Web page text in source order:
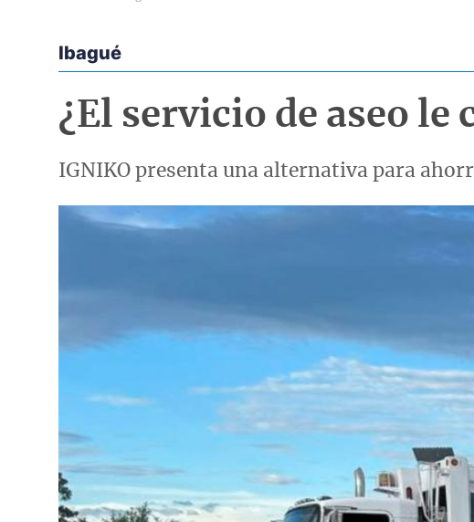
Econoticias y Eventos
Ibagué
¿El servicio de aseo le
IGNIKO presenta una alternativa para
Imagen